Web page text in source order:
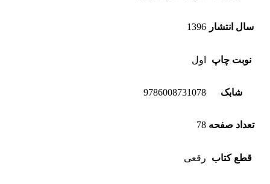
سال انتشار 1396
نوبت چاپ اول
شابک 9786008731078
تعداد صفحه 78
قطع کتاب رقعی